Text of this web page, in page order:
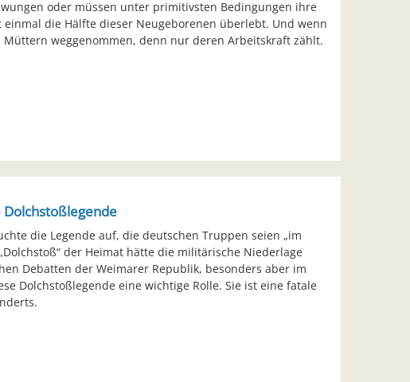
oder müssen unter primitivsten Bedingungen ihre
die Hälfte dieser Neugeborenen überlebt. Und wenn
weggenommen, denn nur deren Arbeitskraft zählt.
Dolchstoßlegende
die Legende auf, die deutschen Truppen seien „im
der Heimat hätte die militärische Niederlage
Debatten der Weimarer Republik, besonders aber im
Dolchstoßlegende eine wichtige Rolle. Sie ist eine fatale